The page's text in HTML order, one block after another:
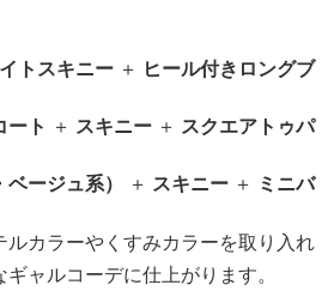
トスキニー ＋ ヒール付きロングブ
ート ＋ スキニー ＋ スクエアトゥパ
ージュ系）
＋ スキニー ＋ ミニバ
ルカラーやくすみカラーを取り入れ
ャルコーデに仕上がります。